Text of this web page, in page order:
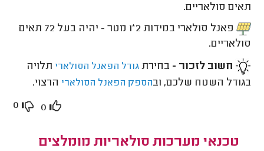
תאים סולאריים.
פאנל סולארי במידות 2*1 מטר - יהיה בעל 72 תאים
סולאריים.
חשוב לזכור - בחירתגודל הפאנל הסולארי תלויה
בגודל השטח שלכם, ובהספק הפאנל הסולארי הרצוי.
0
0
טכנאי מערכות סולאריות מומלצים